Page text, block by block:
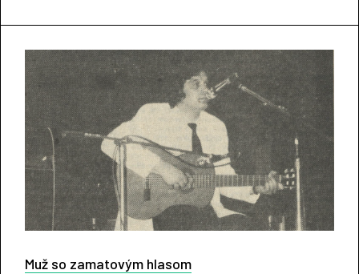
Muž so zamatovým hlasom